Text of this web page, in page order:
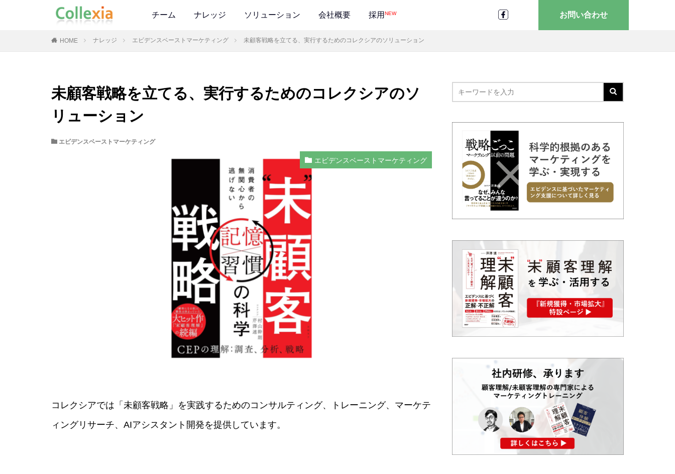
チーム ナレッジ ソリューション 会社概要 採用 NEW お問い合わせ
HOME ナレッジ エビデンスベーストマーケティング 未顧客戦略を立てる、実行するためのコレクシアのソリューション
未顧客戦略を立てる、実行するためのコレクシアのソ
リューション
エビデンスベーストマーケティング
エビデンスベーストマーケティング
コレクシアでは「未顧客戦略」を実践するためのコンサルティング、トレーニング、マーケテ
ィングリサーチ、AIアシスタント開発を提供しています。